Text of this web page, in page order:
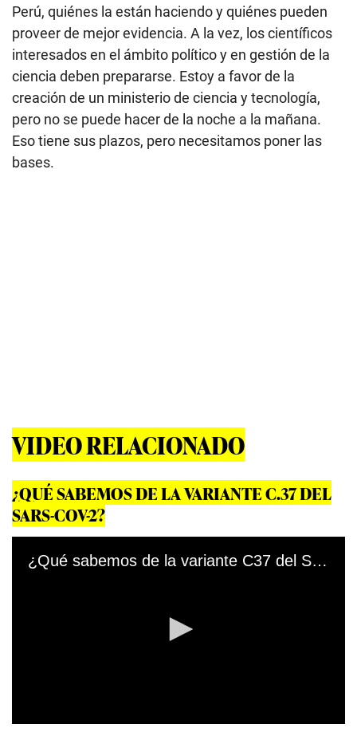
Perú, quiénes la están haciendo y quiénes pueden
proveer de mejor evidencia. A la vez, los científicos
interesados en el ámbito político y en gestión de la
ciencia deben prepararse. Estoy a favor de la
creación de un ministerio de ciencia y tecnología,
pero no se puede hacer de la noche a la mañana.
Eso tiene sus plazos, pero necesitamos poner las
bases.
VIDEO RELACIONADO
¿QUÉ SABEMOS DE LA VARIANTE C.37 DEL
SARS-COV-2?
¿Qué sabemos de la variante C37 del SARS-CoV-2?